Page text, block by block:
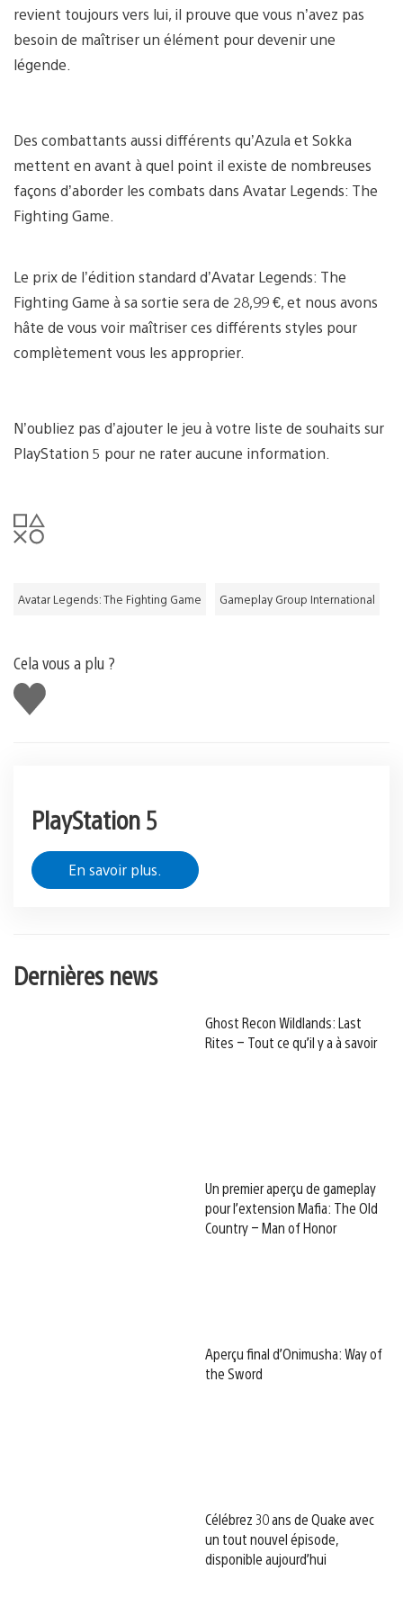
revient toujours vers lui, il prouve que vous n’avez pas
besoin de maîtriser un élément pour devenir une
légende.
Des combattants aussi différents qu’Azula et Sokka
mettent en avant à quel point il existe de nombreuses
façons d’aborder les combats dans Avatar Legends: The
Fighting Game.
Le prix de l’édition standard d’Avatar Legends: The
Fighting Game à sa sortie sera de 28,99 €, et nous avons
hâte de vous voir maîtriser ces différents styles pour
complètement vous les approprier.
N’oubliez pas d’ajouter le jeu à votre liste de souhaits sur
PlayStation 5 pour ne rater aucune information.
Avatar Legends: The Fighting Game Gameplay Group International
Cela vous a plu ?
J'aime
PlayStation 5
En savoir plus.
Dernières news
Ghost Recon Wildlands: Last
Rites – Tout ce qu’il y a à savoir
Un premier aperçu de gameplay
pour l’extension Mafia: The Old
Country – Man of Honor
Aperçu final d’Onimusha: Way of
the Sword
Célébrez 30 ans de Quake avec
un tout nouvel épisode,
disponible aujourd’hui